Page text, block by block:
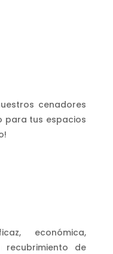
cenadores
para tus espacios
económica,
de